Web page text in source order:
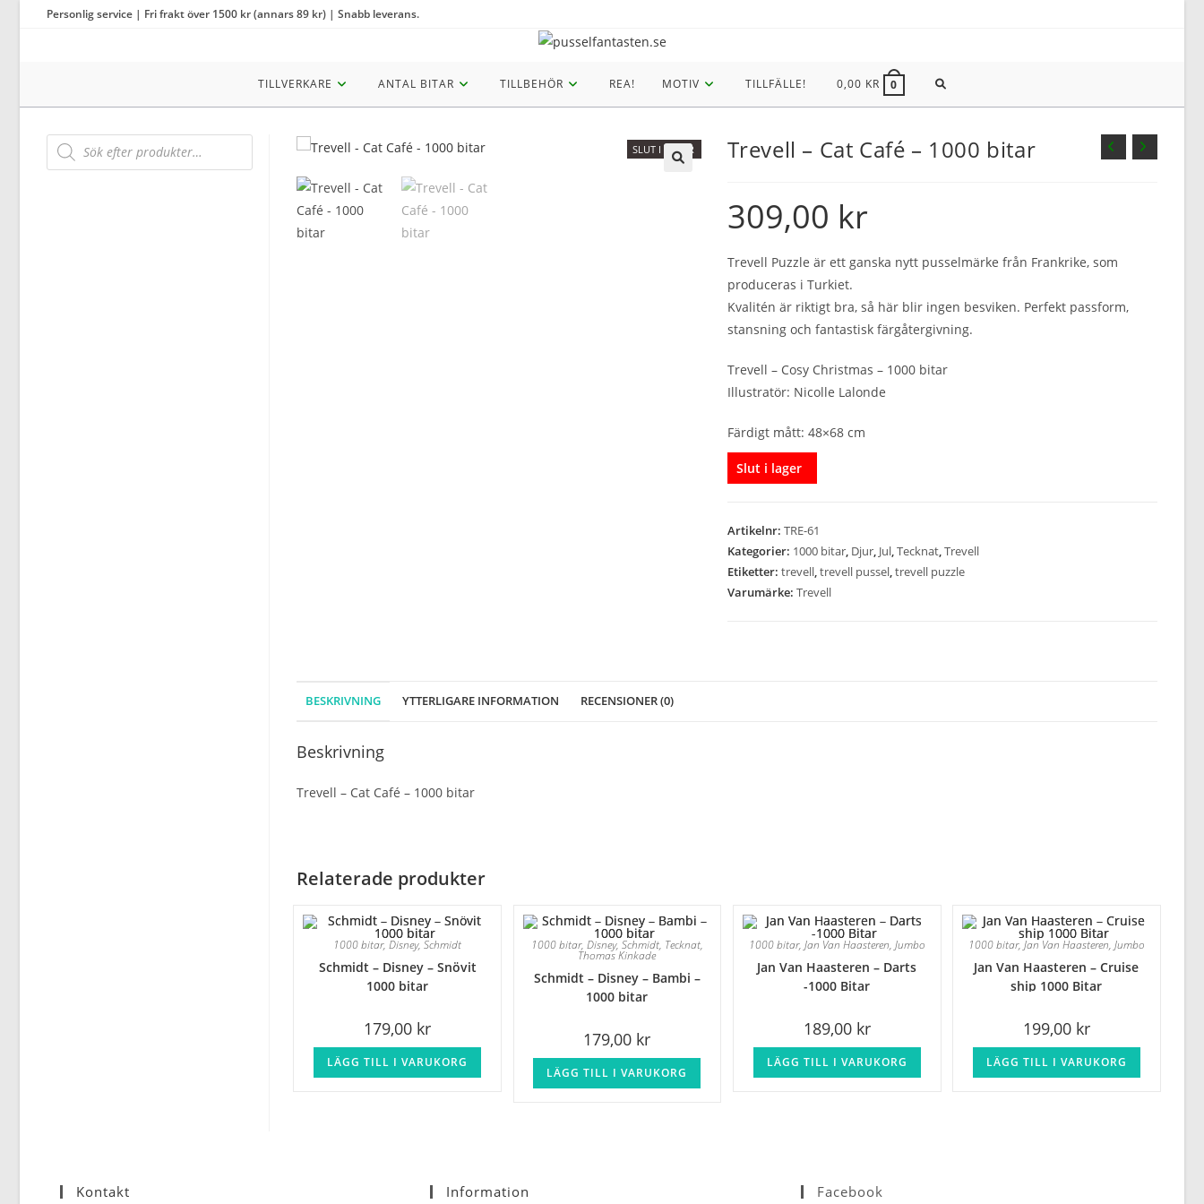
Personlig service | Fri frakt över 1500 kr (annars 89 kr) | Snabb leverans.
TILLVERKARE ANTAL BITAR TILLBEHÖR REA! MOTIV TILLFÄLLE! 0,00 KR 0 SLÅ
SLUT I LAGER Trevell – Cat Café – 1000 bitar
309,00 kr
Trevell Puzzle är ett ganska nytt pusselmärke från Frankrike, som
produceras i Turkiet.
Kvalitén är riktigt bra, så här blir ingen besviken. Perfekt passform,
stansning och fantastisk färgåtergivning.
Trevell – Cosy Christmas – 1000 bitar
Illustratör: Nicolle Lalonde
Färdigt mått: 48×68 cm
Slut i lager
Artikelnr: TRE-61
Kategorier: 1000 bitar, Djur, Jul,Tecknat,Trevell
Etiketter: trevell,trevell pussel,trevell puzzle
Varumärke: Trevell
BESKRIVNING YTTERLIGARE INFORMATION RECENSIONER (0)
Beskrivning
Trevell – Cat Café – 1000 bitar
Relaterade produkter
1000 bitar,Disney,Schmidt
Schmidt – Disney – Snövit
1000 bitar
179,00 kr
LÄGG TILL I VARUKORG
1000 bitar, Disney, Schmidt, Tecknat,
Thomas Kinkade
Schmidt – Disney – Bambi –
1000 bitar
179,00 kr
LÄGG TILL I VARUKORG
1000 bitar, Jan Van Haasteren, Jumbo
Jan Van Haasteren – Darts
-1000 Bitar
189,00 kr
LÄGG TILL I VARUKORG
1000 bitar, Jan Van Haasteren, Jumbo
Jan Van Haasteren – Cruise
ship 1000 Bitar
199,00 kr
LÄGG TILL I VARUKORG
Products
search
Kontakt Information Facebook